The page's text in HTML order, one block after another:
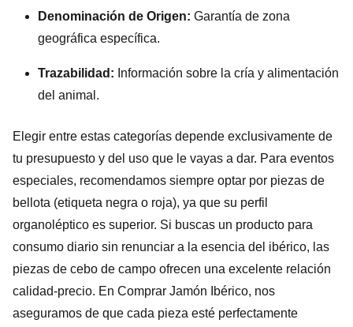
Denominación de Origen: Garantía de zona
geográfica específica.
Trazabilidad: Información sobre la cría y alimentación
del animal.
Elegir entre estas categorías depende exclusivamente de
tu presupuesto y del uso que le vayas a dar. Para eventos
especiales, recomendamos siempre optar por piezas de
bellota (etiqueta negra o roja), ya que su perfil
organoléptico es superior. Si buscas un producto para
consumo diario sin renunciar a la esencia del ibérico, las
piezas de cebo de campo ofrecen una excelente relación
calidad-precio. En Comprar Jamón Ibérico, nos
aseguramos de que cada pieza esté perfectamente